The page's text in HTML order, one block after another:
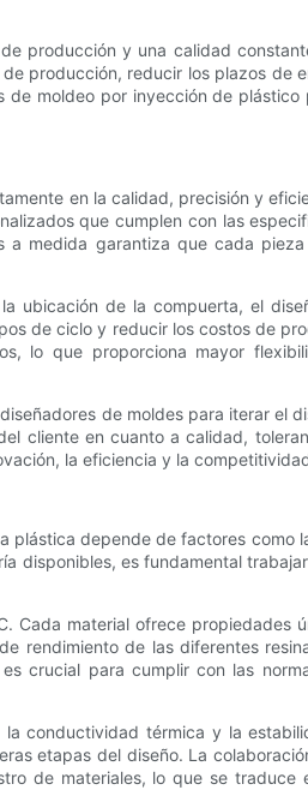
producción y una calidad
producción, reducir los plazos de
moldeo por inyección de plástico
en la calidad, precisión y
que cumplen con las
a medida garantiza que cada
ubicación de la compuerta, el
de ciclo y reducir los costos de
lo que proporciona mayor
de moldes para iterar el
cliente en cuanto a calidad,
la eficiencia y la
plástica depende de factores como
disponibles, es fundamental
Cada material ofrece propiedades
rendimiento de las diferentes
crucial para cumplir con las
conductividad térmica y la
etapas del diseño. La
de materiales, lo que se traduce